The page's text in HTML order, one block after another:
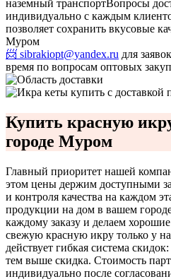
наземный транспортВопросы
индивидуально с каждым
позволяет сохранить вкусовые
Муром
📨 sibrakiopt@yandex.ru для заявок
время по вопросам оптовых
Купить красную
городе Муром
Главный приоритет нашей
этом цены держим доступными
и контроля качества на каждом
продукции на дом в вашем
каждому заказу и делаем
свежую красную икру только у
действует гибкая система
тем выше скидка. Стоимость
индивидуально после